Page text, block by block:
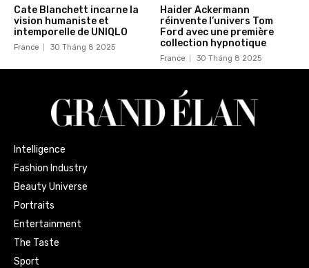
Cate Blanchett incarne la
vision humaniste et
intemporelle de UNIQLO
France 30 Tháng 8 2025
Haider Ackermann
réinvente l’univers Tom
Ford avec une première
collection hypnotique
France 30 Tháng 8 2025
Intelligence
Fashion Industry
Beauty Universe
Portraits
Entertainment
The Taste
Sport